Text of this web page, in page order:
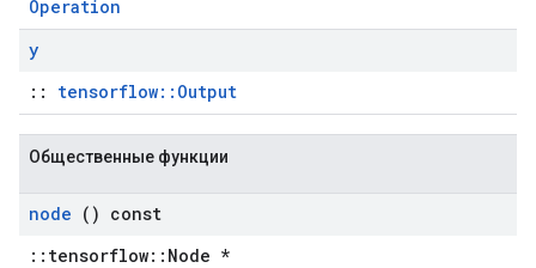
Operation
y
:: tensorflow::Output
Общественные функции
node () const
::tensorflow::Node *